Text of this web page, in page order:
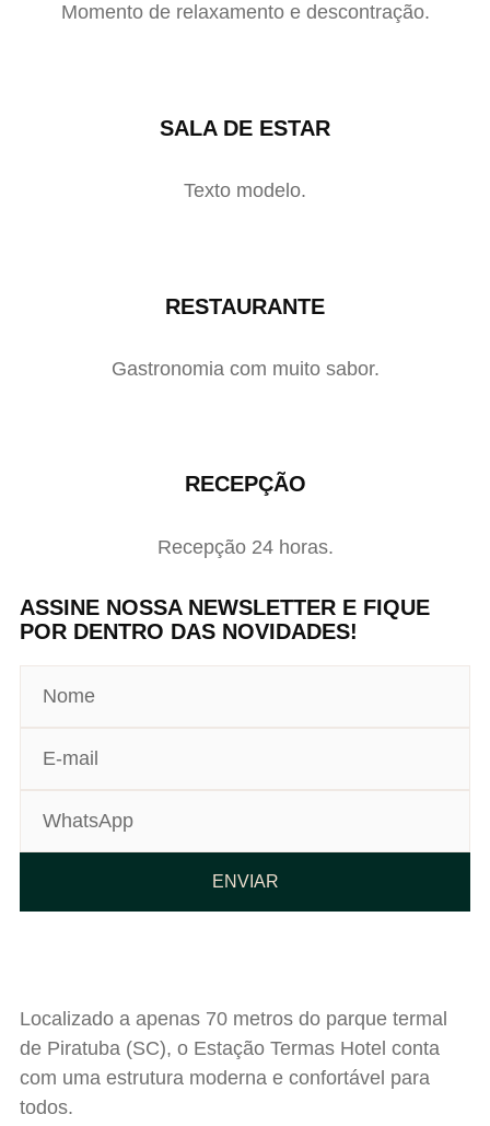
Momento de relaxamento e descontração.
SALA DE ESTAR
Texto modelo.
RESTAURANTE
Gastronomia com muito sabor.
RECEPÇÃO
Recepção 24 horas.
ASSINE NOSSA NEWSLETTER E FIQUE
POR DENTRO DAS NOVIDADES!
ENVIAR
Localizado a apenas 70 metros do parque termal
de Piratuba (SC), o Estação Termas Hotel conta
com uma estrutura moderna e confortável para
todos.